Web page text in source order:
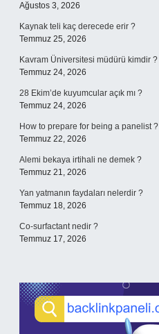
Ağustos 3, 2026
Kaynak teli kaç derecede erir ?
Temmuz 25, 2026
Kavram Üniversitesi müdürü kimdir ?
Temmuz 24, 2026
28 Ekim’de kuyumcular açık mı ?
Temmuz 24, 2026
How to prepare for being a panelist ?
Temmuz 22, 2026
Alemi bekaya irtihali ne demek ?
Temmuz 21, 2026
Yan yatmanın faydaları nelerdir ?
Temmuz 18, 2026
Co-surfactant nedir ?
Temmuz 17, 2026